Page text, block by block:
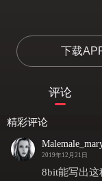
下载
评论
精彩评论
2019年12月21日
8bit能写出这